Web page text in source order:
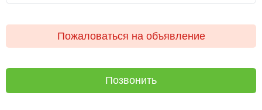
Пожаловаться на объявление
Позвонить